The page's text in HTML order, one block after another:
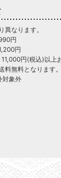
異なります。
円
円
円(税込)以上
料無料となります。
対象外